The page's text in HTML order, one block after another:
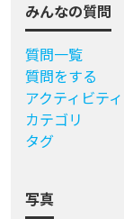
みんなの質問
質問一覧
質問をする
アクティビティ
カテゴリ
タグ
写真